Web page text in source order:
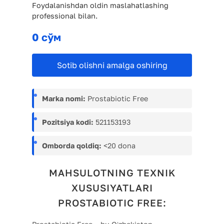
Foydalanishdan oldin maslahatlashing
professional bilan.
0 сўм
Sotib olishni amalga oshiring
Marka nomi: Prostabiotic Free
Pozitsiya kodi: 521153193
Omborda qoldiq: <20 dona
MAHSULOTNING TEXNIK
XUSUSIYATLARI
PROSTABIOTIC FREE: